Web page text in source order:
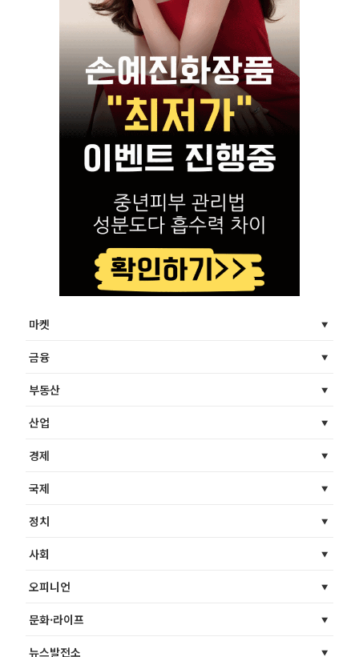
마켓
금융
부동산
산업
경제
국제
정치
사회
오피니언
문화·라이프
뉴스발전소